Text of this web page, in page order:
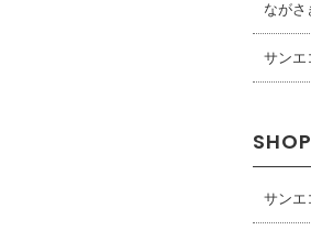
ながさ
サンエ
SHOP
サンエ